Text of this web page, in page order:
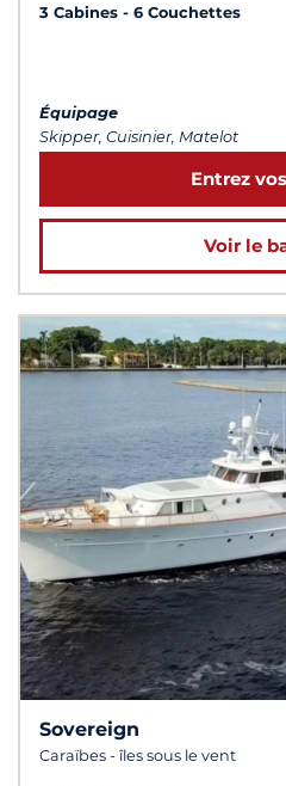
3 Cabines
6 Couchettes
Équipage
Skipper, Cuisinier, Matelot
Entrez
Voir le
Sovereign
Caraïbes - îles sous le vent